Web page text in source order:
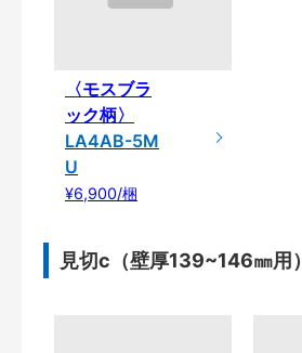
〈モスブラ
ック柄〉
LA4AB-5M
U
¥6,900/梱
見切c（壁厚139~146㎜用）